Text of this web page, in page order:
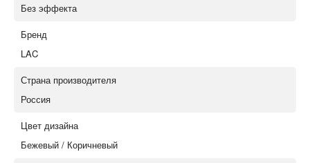
Без эффекта
Бренд
LAC
Страна производителя
Россия
Цвет дизайна
Бежевый / Коричневый